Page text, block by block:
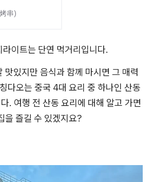
串)
이트는 단연 먹거리입니다.
맛있지만 음식과 함께 마시면 그 매력
다오는 중국 4대 요리 중 하나인 산동
. 여행 전 산동 요리에 대해 알고 가면
을 즐길 수 있겠지요?